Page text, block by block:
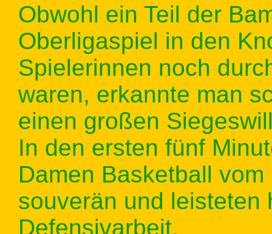
Obwohl ein Teil der
Oberligaspiel in den
Spielerinnen noch
waren, erkannte man
einen großen
In den ersten fünf
Damen Basketball
souverän und leisteten
Defensivarbeit.